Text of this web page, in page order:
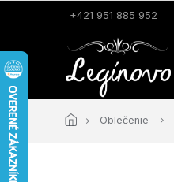
+421 951 885 952
Oblečenie